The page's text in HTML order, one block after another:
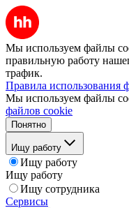
Мы используем файлы
правильную работу
трафик.
Правила использования
Мы используем файлы
файлов cookie
Понятно
Ищу работу
Ищу работу
Ищу работу
Ищу сотрудника
Сервисы